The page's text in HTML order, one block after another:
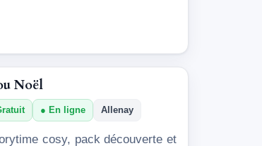
Noël
En ligne Allenay
cosy, pack découverte et